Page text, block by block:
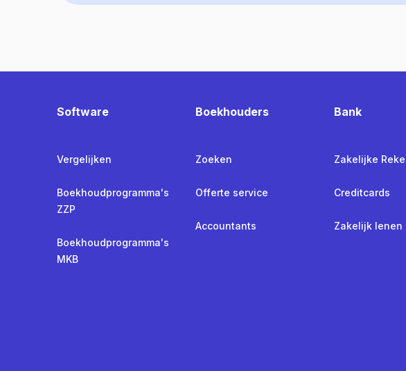
Software
Vergelijken
Boekhoudprogramma's
ZZP
Boekhoudprogramma's
MKB
Boekhouders
Zoeken
Offerte service
Accountants
Bank
Zakelijke
Creditcards
Zakelijk lenen